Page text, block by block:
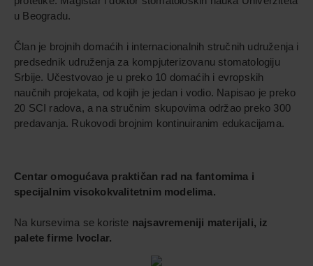
u Beogradu.
Član je brojnih domaćih i internacionalnih stručnih udruženja i
predsednik udruženja za kompjuterizovanu stomatologiju
Srbije. Učestvovao je u preko 10 domaćih i evropskih
naučnih projekata, od kojih je jedan i vodio. Napisao je preko
20 SCI radova, a na stručnim skupovima održao preko 300
predavanja. Rukovodi brojnim kontinuiranim edukacijama.
Centar omogućava praktičan rad na fantomima i
specijalnim visokokvalitetnim modelima.
Na kursevima se koriste najsavremeniji materijali, iz
palete firme Ivoclar.